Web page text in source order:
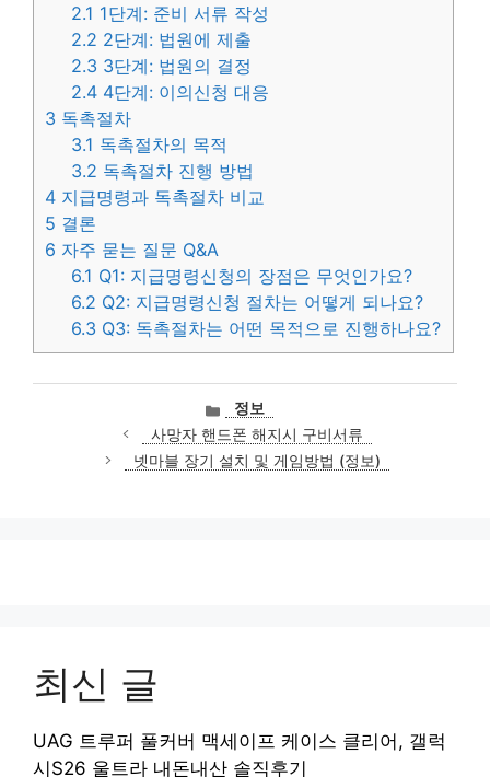
2.1 1단계: 준비 서류 작성
2.2 2단계: 법원에 제출
2.3 3단계: 법원의 결정
2.4 4단계: 이의신청 대응
3 독촉절차
3.1 독촉절차의 목적
3.2 독촉절차 진행 방법
4 지급명령과 독촉절차 비교
5 결론
6 자주 묻는 질문 Q&A
6.1 Q1: 지급명령신청의 장점은 무엇인가요?
6.2 Q2: 지급명령신청 절차는 어떻게 되나요?
6.3 Q3: 독촉절차는 어떤 목적으로 진행하나요?
카
테
고
리
정보
사망자 핸드폰 해지시 구비서류
넷마블 장기 설치 및 게임방법 (정보)
최신 글
UAG 트루퍼 풀커버 맥세이프 케이스 클리어, 갤럭
시S26 울트라 내돈내산 솔직후기